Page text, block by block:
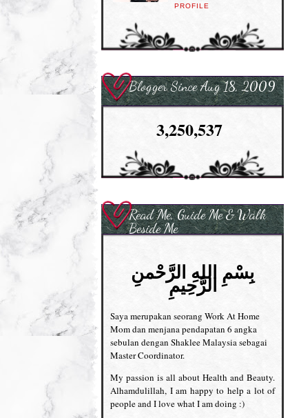
PROFILE
Blogger Since Aug 18, 2009
3,250,537
Read Me, Guide Me & Walk
Beside Me
بِسْمِ اللهِ الرَّحْمنِ
الرَّحِيمِ
Saya merupakan seorang Work At Home
Mom dan menjana pendapatan 6 angka
sebulan dengan Shaklee Malaysia sebagai
Master Coordinator.
My passion is all about Health and Beauty.
Alhamdulillah, I am happy to help a lot of
people and I love what I am doing :)